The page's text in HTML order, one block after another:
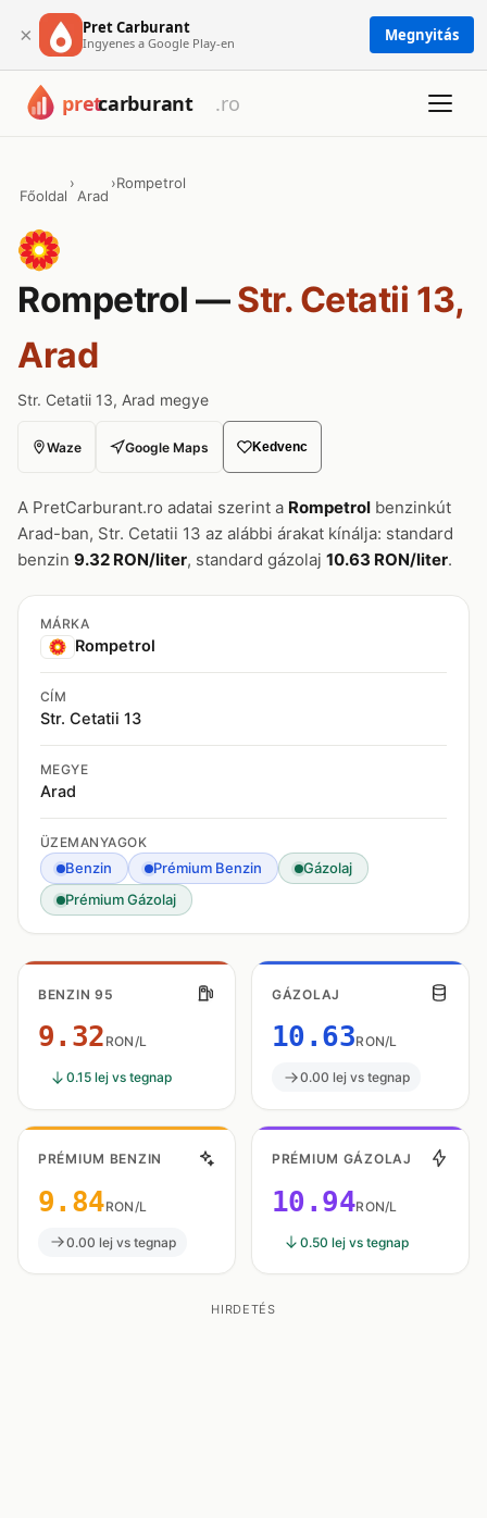
× Pret Carburant
Ingyenes a Google Play-en Megnyitás
Főoldal
›
Arad
›Rompetrol
Rompetrol —Str. Cetatii 13,
Arad
Str. Cetatii 13, Arad megye
Waze Google Maps Kedvenc
A PretCarburant.ro adatai szerint a Rompetrol benzinkút
Arad-ban, Str. Cetatii 13 az alábbi árakat kínálja: standard
benzin 9.32 RON/liter, standard gázolaj 10.63 RON/liter.
MÁRKA
Rompetrol
CÍM
Str. Cetatii 13
MEGYE
Arad
ÜZEMANYAGOK
Benzin Prémium Benzin
Gázolaj
Prémium Gázolaj
BENZIN 95
9.32 RON/L
0.15 lej vs tegnap
GÁZOLAJ
10.63RON/L
0.00 lej vs tegnap
PRÉMIUM BENZIN
9.84RON/L
0.00 lej vs tegnap
PRÉMIUM GÁZOLAJ
10.94RON/L
0.50 lej vs tegnap
HIRDETÉS